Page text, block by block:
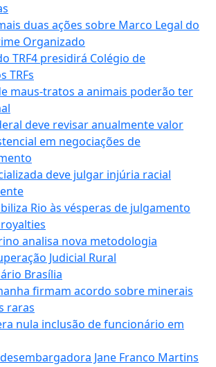
duas ações sobre Marco Legal do
Organizado
TRF4 presidirá Colégio de
TRFs
maus-tratos a animais poderão ter
deve revisar anualmente valor
em negociações de
deve julgar injúria racial
Rio às vésperas de julgamento
analisa nova metodologia
Judicial Rural
Brasília
firmam acordo sobre minerais
raras
nula inclusão de funcionário em
Jane Franco Martins